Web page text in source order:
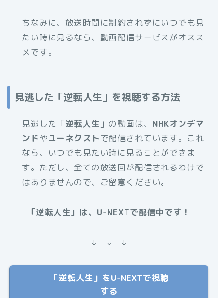
ちなみに、放送時間に制約されずにいつでも見
たい時に見るなら、動画配信サービスがオスス
メです。
見逃した「逆転人生」を視聴する方法
見逃した「逆転人生 」の動画は、 NHKオンデマ
ンドやユーネクストで配信されています。これ
なら、いつでも見たい時に見ることができま
す。ただし、全ての放送回が配信されるわけで
はありませんので、ご留意ください。
「逆転人生」は、U-NEXTで配信中です！
↓ ↓ ↓
「逆転人生」をU-NEXTで視聴
する